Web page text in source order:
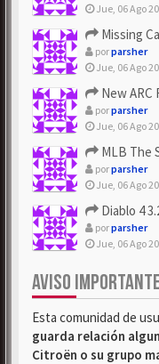
Jue, 06 Ago
Missing
porparsher
Jue, 06 Ago
New ARC
porparsher
Jue, 06 Ago
MLB The
porparsher
Jue, 06 Ago
Diablo 4
porparsher
Jue, 06 Ago
AVISO IMPORTANTE
Esta comunidad de
guarda relación
Citroën o su grupo